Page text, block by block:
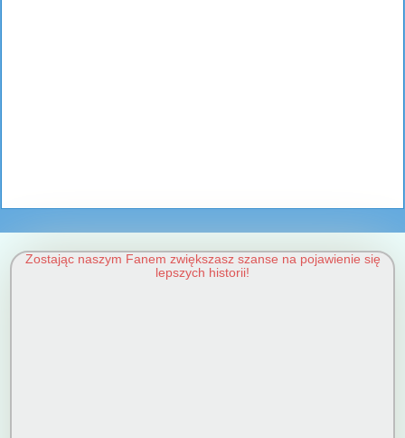
Zostając naszym Fanem zwiększasz szanse na pojawienie się
lepszych historii!